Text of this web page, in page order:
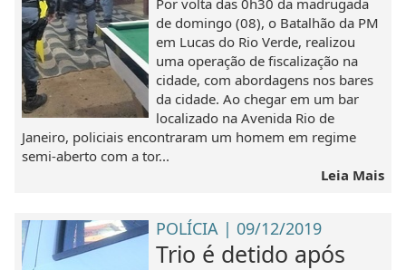
Por volta das 0h30 da madrugada
de domingo (08), o Batalhão da PM
em Lucas do Rio Verde, realizou
uma operação de fiscalização na
cidade, com abordagens nos bares
da cidade. Ao chegar em um bar
localizado na Avenida Rio de
Janeiro, policiais encontraram um homem em regime
semi-aberto com a tor...
Leia Mais
POLÍCIA | 09/12/2019
Trio é detido após